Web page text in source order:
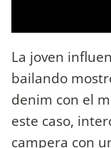
La joven
bailando
denim con el
este caso,
campera con